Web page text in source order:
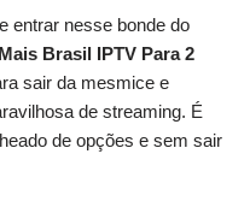
entrar nesse bonde do
Mais Brasil IPTV Para 2
sair da mesmice e
de streaming. É
de opções e sem sair